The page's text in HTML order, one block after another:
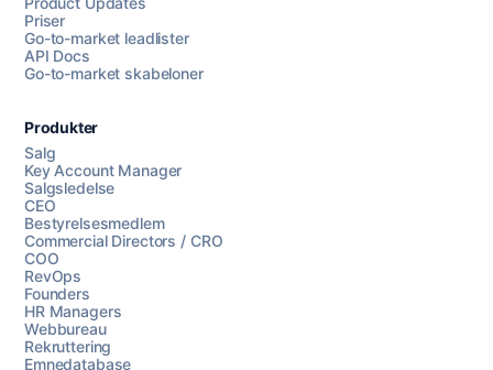
Priser
Go-to-market leadlister
API Docs
Go-to-market skabeloner
Produkter
Salg
Key Account Manager
Salgsledelse
CEO
Bestyrelsesmedlem
Commercial Directors / CRO
COO
RevOps
Founders
HR Managers
Webbureau
Rekruttering
Emnedatabase